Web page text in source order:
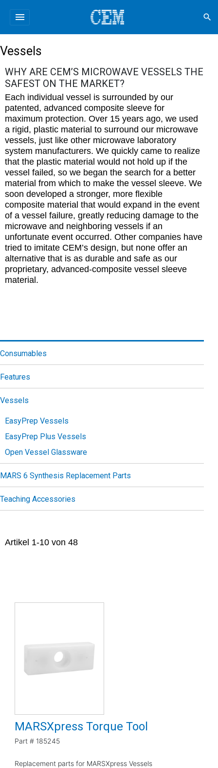
menu search
Vessels
WHY ARE CEM’S MICROWAVE VESSELS THE
SAFEST ON THE MARKET?
Each individual vessel is surrounded by our
patented, advanced composite sleeve for
maximum protection. Over 15 years ago, we used
a rigid, plastic material to surround our microwave
vessels, just like other microwave laboratory
system manufacturers. We quickly came to realize
that the plastic material would not hold up if the
vessel failed, so we began the search for a better
material from which to make the vessel sleeve. We
soon developed a stronger, more flexible
composite material that would expand in the event
of a vessel failure, greatly reducing damage to the
microwave and neighboring vessels if an
unfortunate event occurred. Other companies have
tried to imitate CEM’s design, but none offer an
alternative that is as durable and safe as our
proprietary, advanced-composite vessel sleeve
material.
Artikel 1-10 von 48
MARSXpress Torque Tool
Part # 185245
Replacement parts for MARSXpress Vessels
Consumables
Features
Vessels
EasyPrep Vessels
EasyPrep Plus Vessels
Open Vessel Glassware
MARS 6 Synthesis Replacement Parts
Teaching Accessories